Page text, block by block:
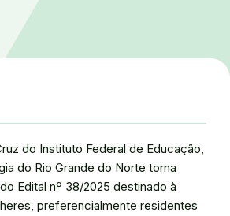
do Instituto Federal de Educação,
do Rio Grande do Norte torna
Edital nº 38/2025 destinado à
preferencialmente residentes